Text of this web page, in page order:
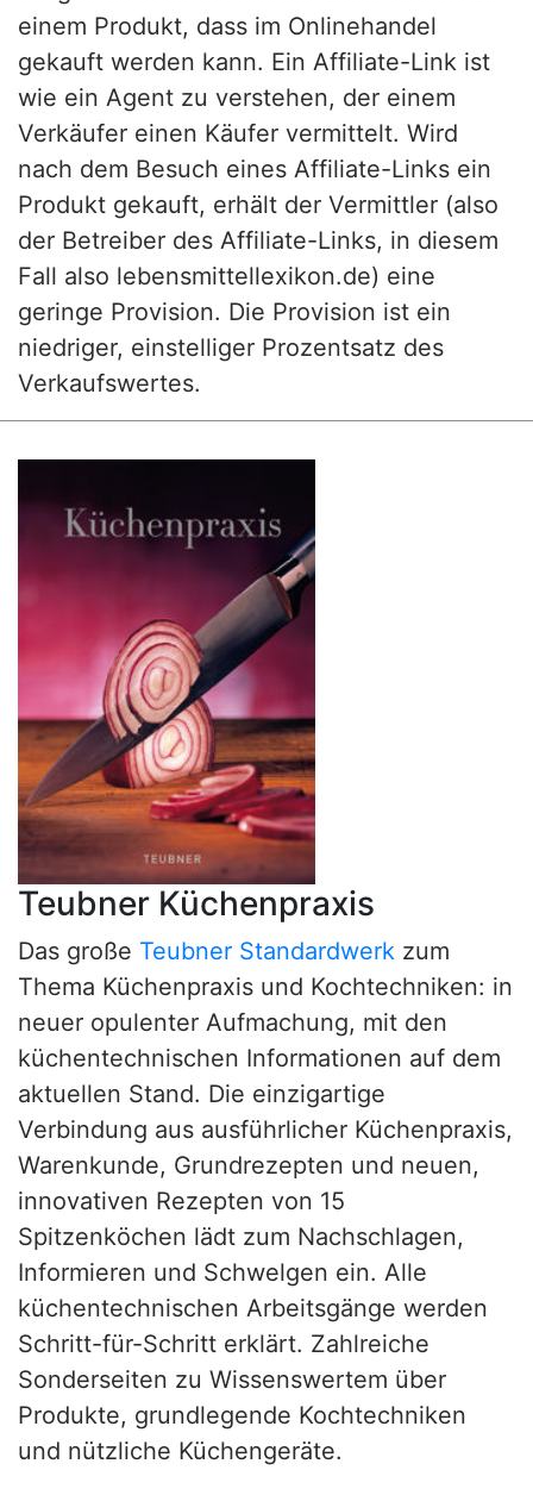
einem Produkt, dass im Onlinehandel
gekauft werden kann. Ein Affiliate-Link ist
wie ein Agent zu verstehen, der einem
Verkäufer einen Käufer vermittelt. Wird
nach dem Besuch eines Affiliate-Links ein
Produkt gekauft, erhält der Vermittler (also
der Betreiber des Affiliate-Links, in diesem
Fall also lebensmittellexikon.de) eine
geringe Provision. Die Provision ist ein
niedriger, einstelliger Prozentsatz des
Verkaufswertes.
Teubner Küchenpraxis
Das große Teubner Standardwerk zum
Thema Küchenpraxis und Kochtechniken: in
neuer opulenter Aufmachung, mit den
küchentechnischen Informationen auf dem
aktuellen Stand. Die einzigartige
Verbindung aus ausführlicher Küchenpraxis,
Warenkunde, Grundrezepten und neuen,
innovativen Rezepten von 15
Spitzenköchen lädt zum Nachschlagen,
Informieren und Schwelgen ein. Alle
küchentechnischen Arbeitsgänge werden
Schritt-für-Schritt erklärt. Zahlreiche
Sonderseiten zu Wissenswertem über
Produkte, grundlegende Kochtechniken
und nützliche Küchengeräte.